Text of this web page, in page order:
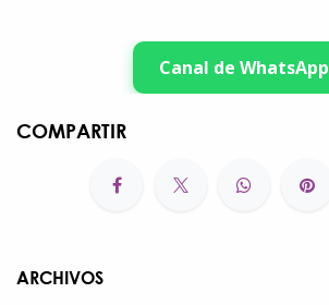
Canal de WhatsApp
COMPARTIR
ARCHIVOS